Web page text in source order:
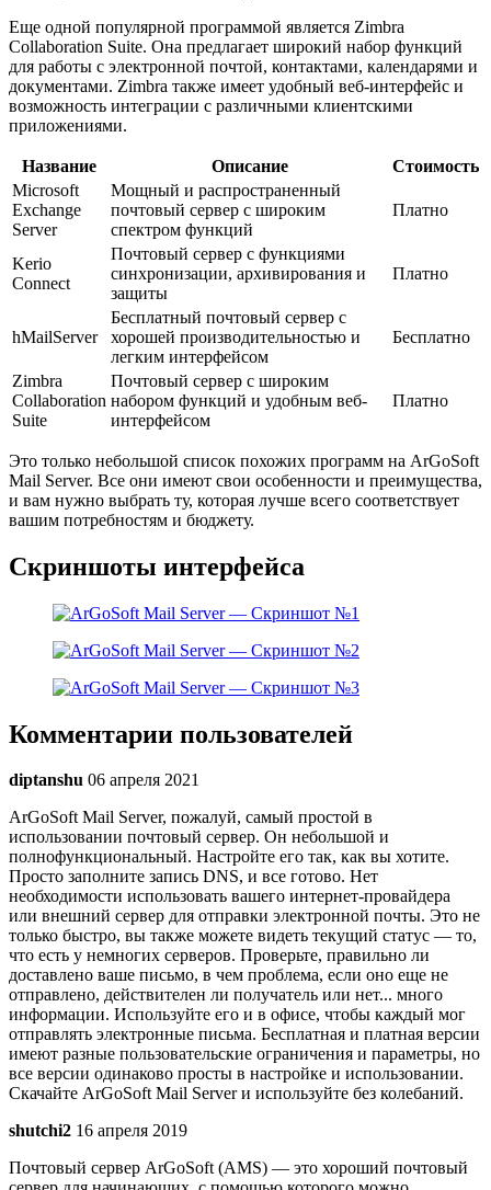
Еще одной популярной программой является Zimbra
Collaboration Suite. Она предлагает широкий набор функций
для работы с электронной почтой, контактами, календарями и
документами. Zimbra также имеет удобный веб-интерфейс и
возможность интеграции с различными клиентскими
приложениями.
Название Описание
Стоимость
Microsoft
Exchange
Server
Мощный и распространенный
почтовый сервер с широким
спектром функций
Платно
Kerio
Connect
Почтовый сервер с функциями
синхронизации, архивирования и
защиты
Платно
hMailServer
Бесплатный почтовый сервер с
хорошей производительностью и
легким интерфейсом
Бесплатно
Zimbra
Collaboration
Suite
Почтовый сервер с широким
набором функций и удобным веб-
интерфейсом
Платно
Это только небольшой список похожих программ на ArGoSoft
Mail Server. Все они имеют свои особенности и преимущества,
и вам нужно выбрать ту, которая лучше всего соответствует
вашим потребностям и бюджету.
Скриншоты интерфейса
Комментарии пользователей
diptanshu 06 апреля 2021
ArGoSoft Mail Server, пожалуй, самый простой в
использовании почтовый сервер. Он небольшой и
полнофункциональный. Настройте его так, как вы хотите.
Просто заполните запись DNS, и все готово. Нет
необходимости использовать вашего интернет-провайдера
или внешний сервер для отправки электронной почты. Это не
только быстро, вы также можете видеть текущий статус — то,
что есть у немногих серверов. Проверьте, правильно ли
доставлено ваше письмо, в чем проблема, если оно еще не
отправлено, действителен ли получатель или нет... много
информации. Используйте его и в офисе, чтобы каждый мог
отправлять электронные письма. Бесплатная и платная версии
имеют разные пользовательские ограничения и параметры, но
все версии одинаково просты в настройке и использовании.
Скачайте ArGoSoft Mail Server и используйте без колебаний.
shutchi2 16 апреля 2019
Почтовый сервер ArGoSoft (AMS) — это хороший почтовый